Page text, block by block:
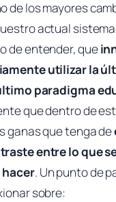
de los mayores
actual
de entender, que
utilizar la
paradigma
que dentro de
ganas que tenga de
entre lo que
hacer. Un punto de
sobre: